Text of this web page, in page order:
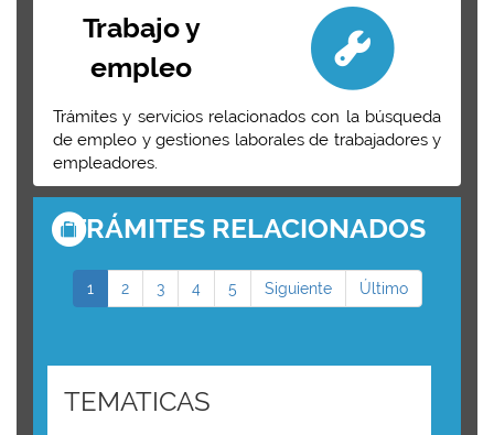
Trabajo y
empleo
Trámites y servicios relacionados con la búsqueda
de empleo y gestiones laborales de trabajadores y
empleadores.
TRÁMITES RELACIONADOS
1 2 3 4 5 Siguiente Último
TEMATICAS